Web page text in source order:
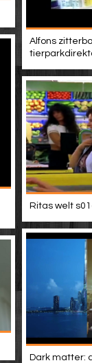
Alfons
Ritas welt
Dark matter: